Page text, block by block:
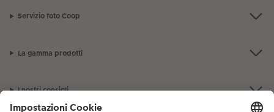
Servizio foto Coop
La gamma prodotti
I nostri consigli